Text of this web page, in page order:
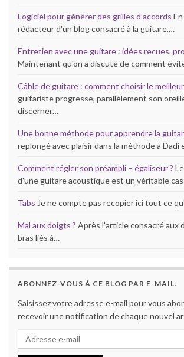
Logiciel pour générer des grilles d’accords
rédacteur d'un blog consacré à la guitare,…
Entretien avec une guitare : idées recues,
Maintenant qu'on a discuté de comment
Câble de guitare : comment choisir le meilleur
guitariste progresse, parallèlement son
discerner…
Une bonne méthode pour apprendre la
replongé avec plaisir dans la méthode à Dadi
Comment régler son préampli – égaliseur ?
d'une guitare acoustique est un véritable
Tabs Je ne compte pas recopier ici tout ce
Mal aux doigts ? Après l'article consacré aux
bras liés à…
ABONNEZ-VOUS À CE BLOG PAR E-MAIL.
Saisissez votre adresse e-mail pour vous
recevoir une notification de chaque nouvel
Adresse e-mail